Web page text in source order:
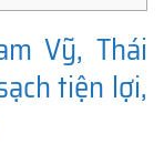
Vỹ, Thái
tiện lợi,